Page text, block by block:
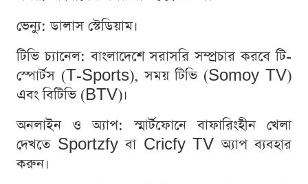
ভেন্যু: ডালাস স্টেডিয়াম।
টিভি চ্যানেল: বাংলাদেশে সরাসরি সম্প্রচার করবে টি-
স্পোর্টস (T-Sports), সময় টিভি (Somoy TV)
এবং বিটিভি (BTV)।
অনলাইন ও অ্যাপ: স্মার্টফোনে বাফারিংহীন খেলা
দেখতে Sportzfy বা Cricfy TV অ্যাপ ব্যবহার
করুন।